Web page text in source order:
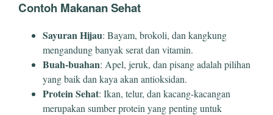
Contoh Makanan Sehat
Sayuran Hijau: Bayam, brokoli, dan kangkung
mengandung banyak serat dan vitamin.
Buah-buahan: Apel, jeruk, dan pisang adalah pilihan
yang baik dan kaya akan antioksidan.
Protein Sehat: Ikan, telur, dan kacang-kacangan
merupakan sumber protein yang penting untuk